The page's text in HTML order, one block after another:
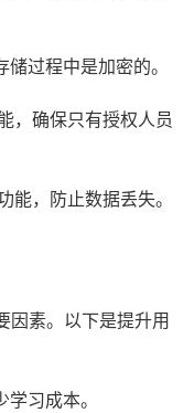
过程中是加密的。
，确保只有授权人员
，防止数据丢失。
因素。以下是提升用
习成本。